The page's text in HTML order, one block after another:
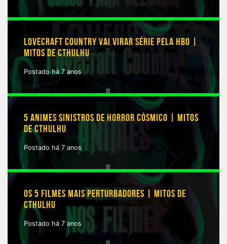
LOVECRAFT COUNTRY VAI VIRAR SÉRIE PELA HBO |
MITOS DE CTHULHU
Postado há 7 anos
5 ANIMES SINISTROS DE HORROR CÓSMICO | MITOS
DE CTHULHU
Postado há 7 anos
OS 5 FILMES MAIS PERTURBADORES | MITOS DE
CTHULHU
Postado há 7 anos